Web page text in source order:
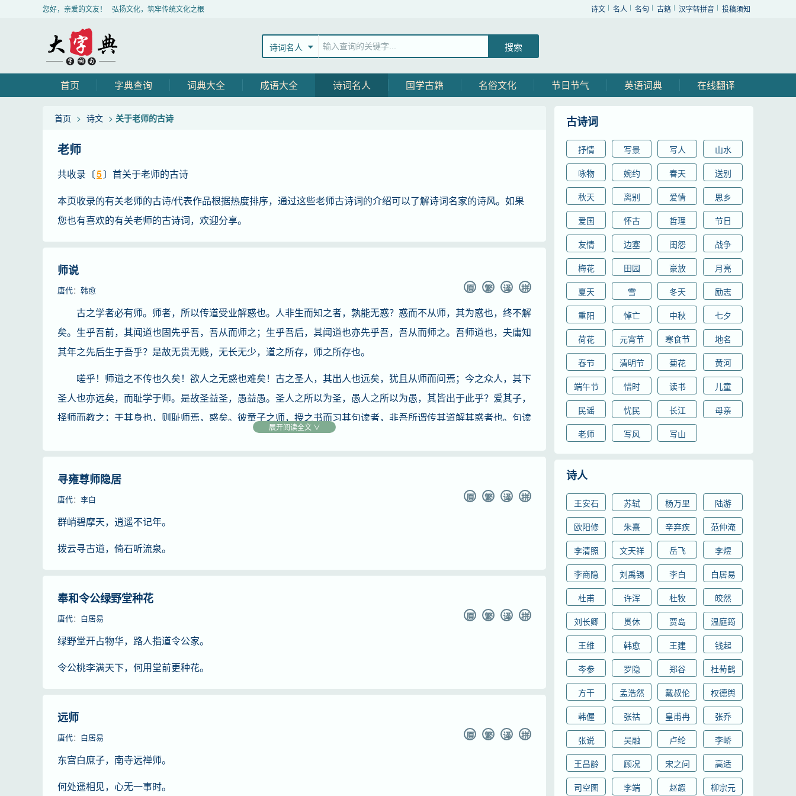
您好，亲爱的文友！ 弘扬文化，筑牢传统文化之根 诗文 名人 名句 古籍 汉字转拼音 投稿须知
诗词名人
首页 字典查询 词典大全 成语大全 诗词名人 国学古籍 名俗文化 节日节气 英语词典 在线翻译
首页 > 诗文 > 关于老师的古诗
老师
共收录〔5〕首关于老师的古诗
本页收录的有关老师的古诗/代表作品根据热度排序，通过这些老师古诗词的介绍可以了解诗词名家的诗风。如果
您也有喜欢的有关老师的古诗词，欢迎分享。
师说
唐代： 韩愈 拼
译
繁
原
古之学者必有师。师者，所以传道受业解惑也。人非生而知之者，孰能无惑？惑而不从师，其为惑也，终不解
矣。生乎吾前，其闻道也固先乎吾，吾从而师之；生乎吾后，其闻道也亦先乎吾，吾从而师之。吾师道也，夫庸知
其年之先后生于吾乎？是故无贵无贱，无长无少，道之所存，师之所存也。
嗟乎！师道之不传也久矣！欲人之无惑也难矣！古之圣人，其出人也远矣，犹且从师而问焉；今之众人，其下
圣人也亦远矣，而耻学于师。是故圣益圣，愚益愚。圣人之所以为圣，愚人之所以为愚，其皆出于此乎？爱其子，
择师而教之；于其身也，则耻师焉，惑矣。彼童子之师，授之书而习其句读者，非吾所谓传其道解其惑者也。句读
之不知，惑之不解，或师焉，或不焉，小学而大遗，吾未见其明也。巫医乐师百工之人，不耻相师。士大夫之族，
师道之不复可知矣。巫医乐师百工之人，君子不齿，今其智乃反不能及，其可怪也欤！
展开阅读全文 ∨
寻雍尊师隐居
唐代： 李白 拼
译
繁
原
群峭碧摩天，逍遥不记年。
拨云寻古道，倚石听流泉。
奉和令公绿野堂种花
唐代： 白居易 拼
译
繁
原
绿野堂开占物华，路人指道令公家。
令公桃李满天下，何用堂前更种花。
远师
唐代： 白居易 拼
译
繁
原
东宫白庶子，南寺远禅师。
何处遥相见，心无一事时。
古诗词
抒情 写景 写人
山水
咏物
婉约 春天
送别
秋天
离别 爱情
思乡
爱国
怀古 哲理
节日
友情
边塞 闺怨
战争
梅花
田园 豪放
月亮
夏天
雪 冬天
励志
重阳
悼亡 中秋
七夕
荷花
元宵节 寒食节
地名
春节
清明节 菊花
黄河
端午节
惜时 读书
儿童
民谣
忧民 长江
母亲
老师
写风 写山
诗人
王安石 苏轼 杨万里
陆游
欧阳修
朱熹 辛弃疾
范仲淹
李清照
文天祥 岳飞
李煜
李商隐
刘禹锡 李白
白居易
杜甫
许浑 杜牧
皎然
刘长卿
贯休 贾岛
温庭筠
王维
韩愈 王建
钱起
岑参
罗隐 郑谷
杜荀鹤
方干
孟浩然 戴叔伦
权德舆
韩偓
张祜 皇甫冉
张乔
张说
吴融 卢纶
李峤
王昌龄
顾况 宋之问
高适
司空图
李端 赵嘏
柳宗元